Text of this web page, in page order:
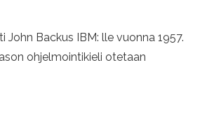
John Backus IBM: lle vuonna 1957.
ohjelmointikieli otetaan